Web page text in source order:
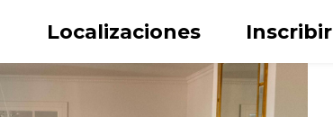
Localizaciones Inscribir